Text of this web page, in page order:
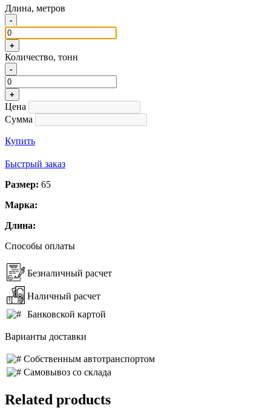
Длина, метров
-
+
Количество, тонн
-
+
Цена
Сумма
Купить
Быстрый заказ
Размер: 65
Марка:
Длина:
Способы оплаты
Безналичный расчет
Наличный расчет
Банковской картой
Варианты доставки
Собственным автотранспортом
Самовывоз со склада
Related products